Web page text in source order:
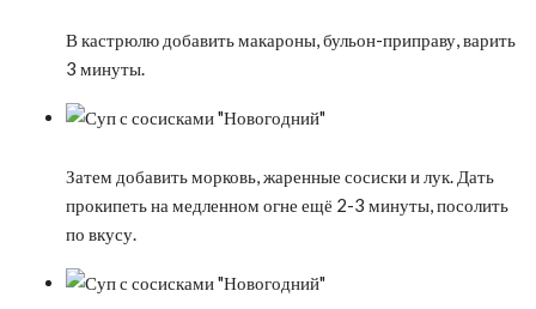
В кастрюлю добавить макароны, бульон-приправу, варить
3 минуты.
Затем добавить морковь, жаренные сосиски и лук. Дать
прокипеть на медленном огне ещё 2-3 минуты, посолить
по вкусу.